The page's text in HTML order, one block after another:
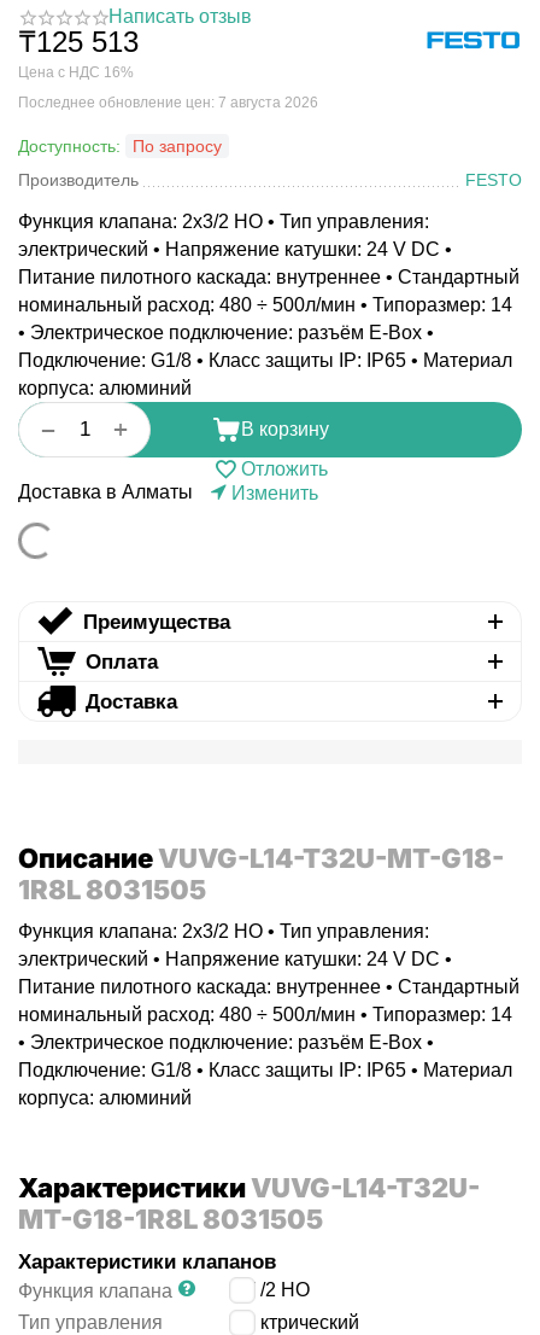
Написать отзыв
₸125 513
Цена с НДС 16%
Последнее обновление цен: 7 августа 2026
Доступность:
По запросу
Производитель
FESTO
Функция клапана: 2x3/2 НО • Тип управления:
электрический • Напряжение катушки: 24 V DC •
Питание пилотного каскада: внутреннее • Стандартный
номинальный расход: 480 ÷ 500л/мин • Типоразмер: 14
• Электрическое подключение: разъём E-Box •
Подключение: G1/8 • Класс защиты IP: IP65 • Материал
корпуса: алюминий
+
−
В корзину
Отложить
Доставка в Алматы
Изменить
Преимущества
Оплата
Доставка
ОписаниеVUVG-L14-T32U-MT-G18-
1R8L 8031505
Функция клапана: 2x3/2 НО • Тип управления:
электрический • Напряжение катушки: 24 V DC •
Питание пилотного каскада: внутреннее • Стандартный
номинальный расход: 480 ÷ 500л/мин • Типоразмер: 14
• Электрическое подключение: разъём E-Box •
Подключение: G1/8 • Класс защиты IP: IP65 • Материал
корпуса: алюминий
ХарактеристикиVUVG-L14-T32U-
MT-G18-1R8L 8031505
Характеристики клапанов
Функция клапана
2x3/2 НО
Тип управления
электрический